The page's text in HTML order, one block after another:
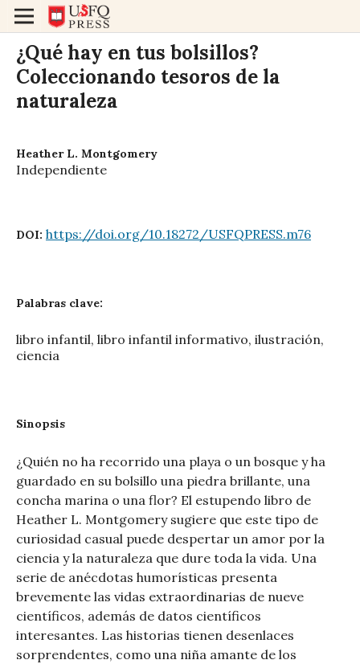
¿Qué hay en tus bolsillos?
Coleccionando tesoros de la
naturaleza
Heather L. Montgomery
Independiente
DOI: https://doi.org/10.18272/USFQPRESS.m76
Palabras clave:
libro infantil, libro infantil informativo, ilustración,
ciencia
Sinopsis
¿Quién no ha recorrido una playa o un bosque y ha
guardado en su bolsillo una piedra brillante, una
concha marina o una flor? El estupendo libro de
Heather L. Montgomery sugiere que este tipo de
curiosidad casual puede despertar un amor por la
ciencia y la naturaleza que dure toda la vida. Una
serie de anécdotas humorísticas presenta
brevemente las vidas extraordinarias de nueve
científicos, además de datos científicos
interesantes. Las historias tienen desenlaces
sorprendentes, como una niña amante de los